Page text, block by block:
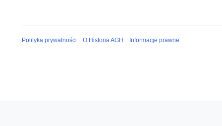
Polityka prywatności O Historia AGH Informacje prawne